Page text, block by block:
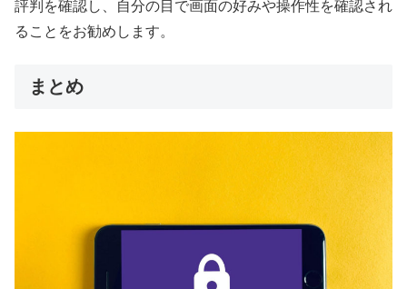
評判を確認し、自分の目で画面の好みや操作性を確認され
ることをお勧めします。
まとめ